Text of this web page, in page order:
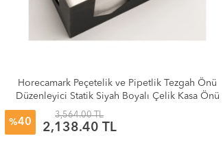
Horecamark Peçetelik ve Pipetlik Tezgah Önü
Düzenleyici Statik Siyah Boyalı Çelik Kasa Önü
Organizer
%40
3,564.00 TL
2,138.40 TL